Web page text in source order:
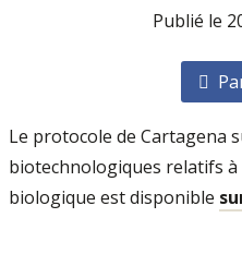
Publié le
Le protocole de Cartagena
biotechnologiques relatifs
biologique est disponible